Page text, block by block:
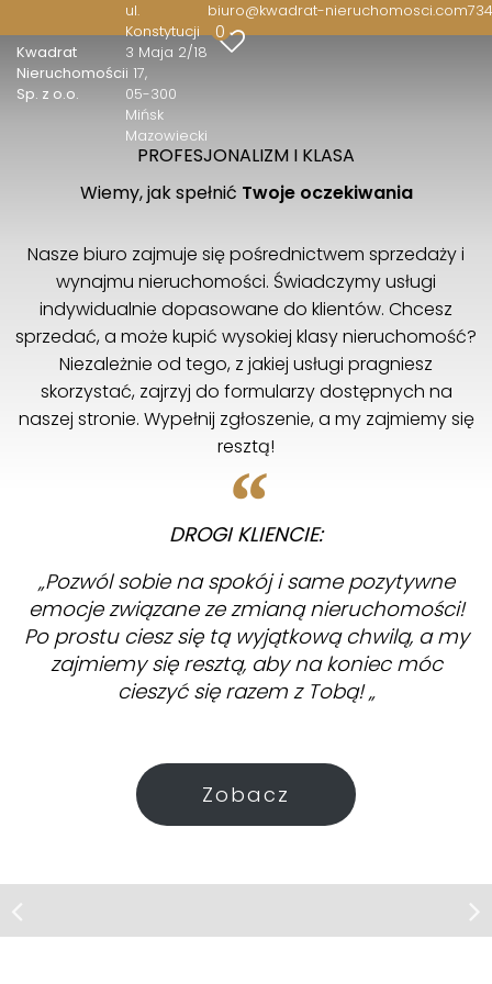
Kwadrat
Nieruchomości
Sp. z o.o.
ul.
Konstytucji
3 Maja 2/18
i 17
05-300
Mińsk
Mazowiecki
biuro@kwadrat-nieruchomosci.com
0
PROFESJONALIZM I KLASA
Wiemy, jak spełnić Twoje oczekiwania
Nasze biuro zajmuje się pośrednictwem sprzedaży i
wynajmu nieruchomości. Świadczymy usługi
indywidualnie dopasowane do klientów. Chcesz
sprzedać, a może kupić wysokiej klasy nieruchomość?
Niezależnie od tego, z jakiej usługi pragniesz
skorzystać, zajrzyj do formularzy dostępnych na
naszej stronie. Wypełnij zgłoszenie, a my zajmiemy się
resztą!
DROGI KLIENCIE:
„Pozwól sobie na spokój i same pozytywne
emocje związane ze zmianą nieruchomości!
Po prostu ciesz się tą wyjątkową chwilą, a my
zajmiemy się resztą, aby na koniec móc
cieszyć się razem z Tobą! „
Zobacz
Grodzisk
Działki budowlano-leśne Grodzisk